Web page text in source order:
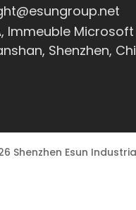
Immeuble
Shenzhen,
Shenzhen Esun